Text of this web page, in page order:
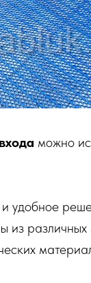
можно
удобное
из